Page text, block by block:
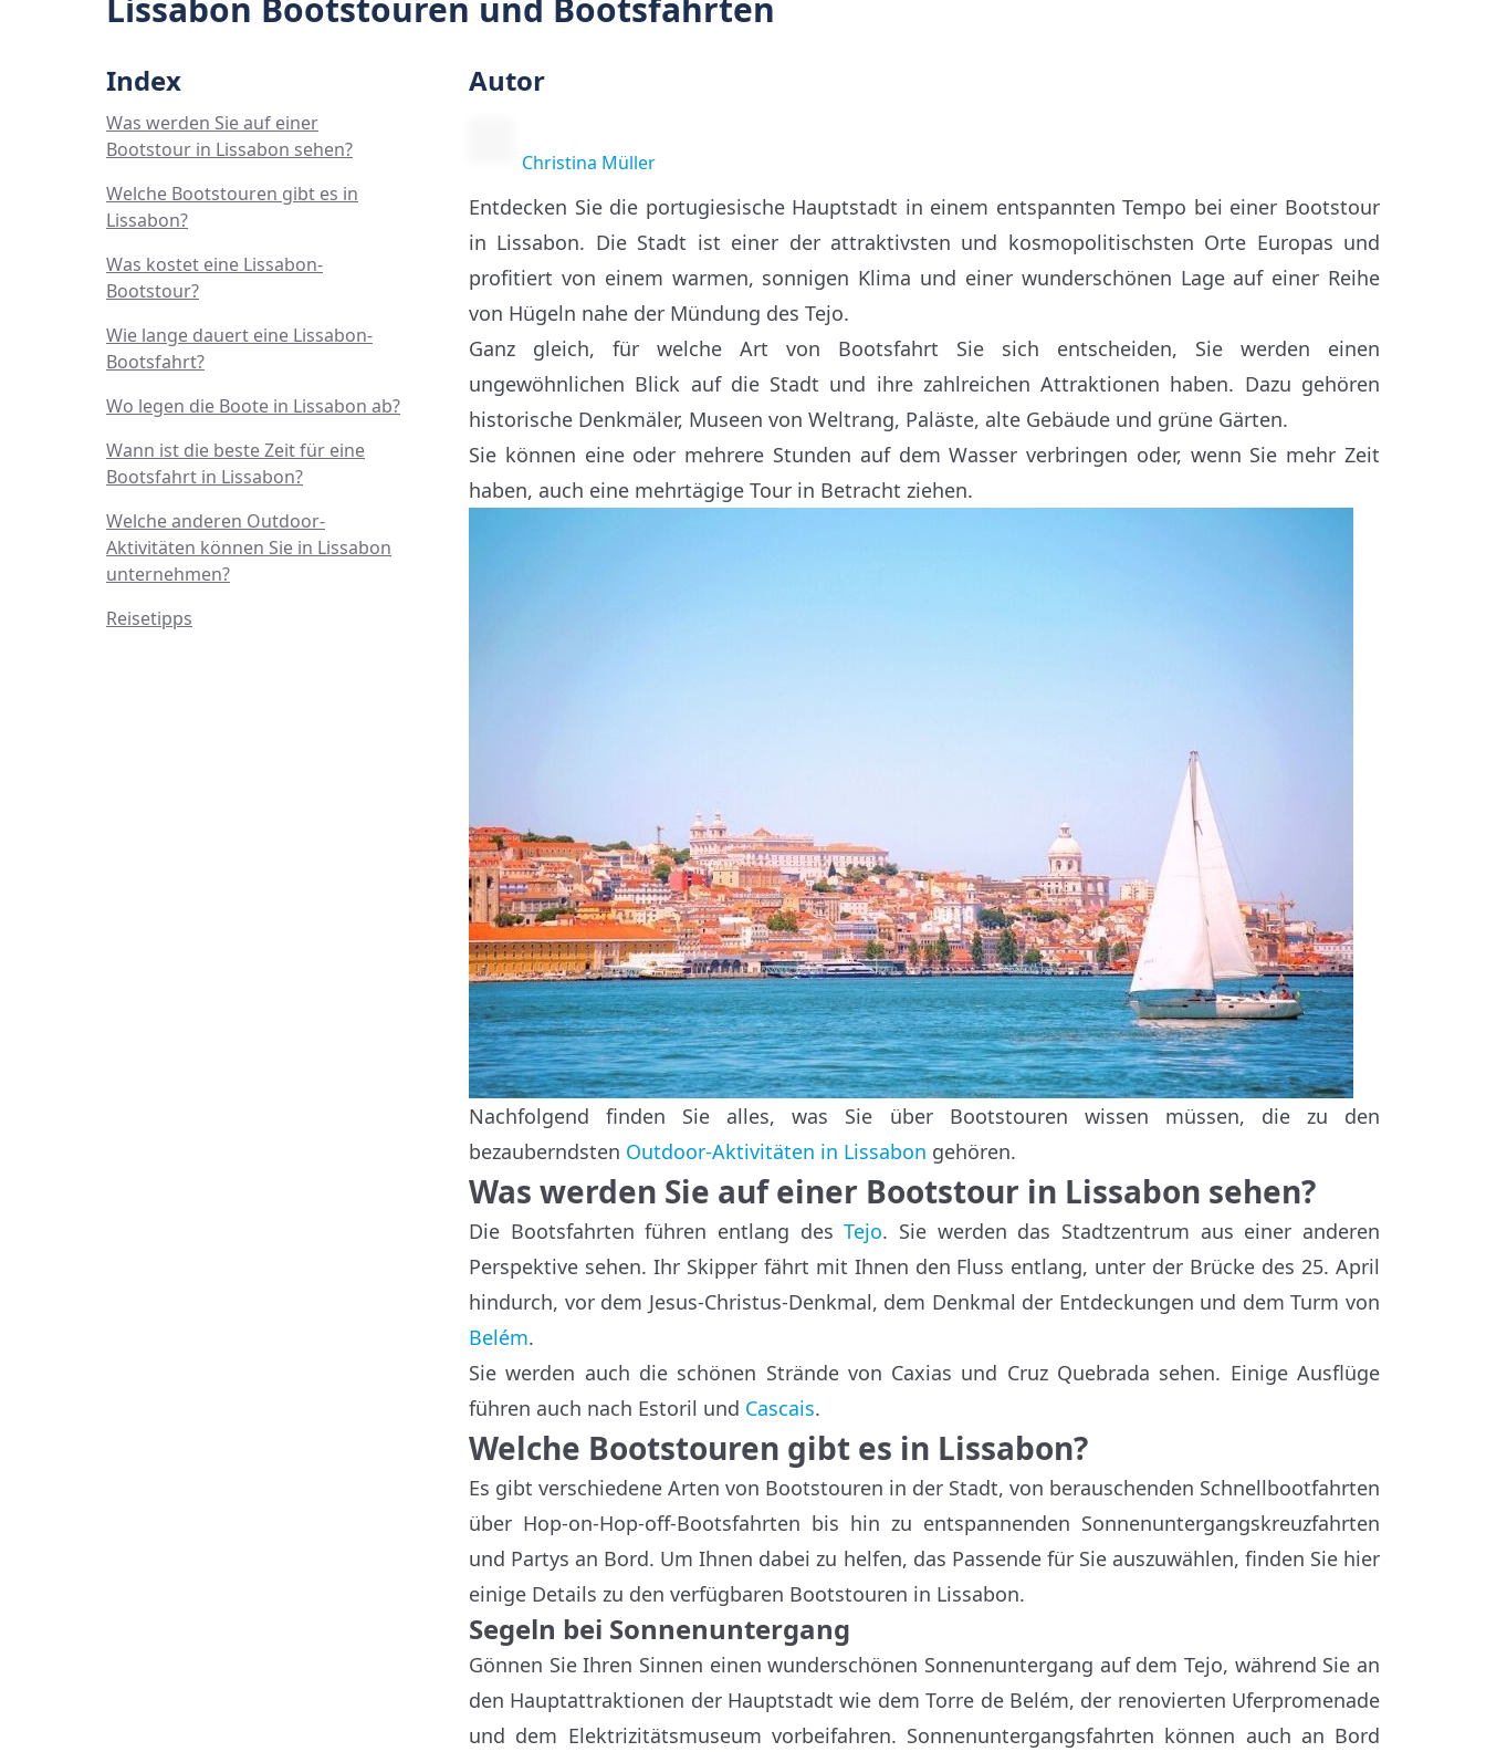
Lissabon Bootstouren und Bootsfahrten
Index
Was werden Sie auf einer
Bootstour in Lissabon sehen?
Welche Bootstouren gibt es in
Lissabon?
Was kostet eine Lissabon-
Bootstour?
Wie lange dauert eine Lissabon-
Bootsfahrt?
Wo legen die Boote in Lissabon ab?
Wann ist die beste Zeit für eine
Bootsfahrt in Lissabon?
Welche anderen Outdoor-
Aktivitäten können Sie in Lissabon
unternehmen?
Reisetipps
Autor
Christina Müller
Entdecken Sie die portugiesische Hauptstadt in einem entspannten Tempo bei einer Bootstour
in Lissabon. Die Stadt ist einer der attraktivsten und kosmopolitischsten Orte Europas und
profitiert von einem warmen, sonnigen Klima und einer wunderschönen Lage auf einer Reihe
von Hügeln nahe der Mündung des Tejo.
Ganz gleich, für welche Art von Bootsfahrt Sie sich entscheiden, Sie werden einen
ungewöhnlichen Blick auf die Stadt und ihre zahlreichen Attraktionen haben. Dazu gehören
historische Denkmäler, Museen von Weltrang, Paläste, alte Gebäude und grüne Gärten.
Sie können eine oder mehrere Stunden auf dem Wasser verbringen oder, wenn Sie mehr Zeit
haben, auch eine mehrtägige Tour in Betracht ziehen.
Nachfolgend finden Sie alles, was Sie über Bootstouren wissen müssen, die zu den
bezauberndsten Outdoor-Aktivitäten in Lissabon gehören.
Was werden Sie auf einer Bootstour in Lissabon sehen?
Die Bootsfahrten führen entlang desTejo. Sie werden das Stadtzentrum aus einer anderen
Perspektive sehen. Ihr Skipper fährt mit Ihnen den Fluss entlang, unter der Brücke des 25. April
hindurch, vor dem Jesus-Christus-Denkmal, dem Denkmal der Entdeckungen und dem Turm von
Belém.
Sie werden auch die schönen Strände von Caxias und Cruz Quebrada sehen. Einige Ausflüge
führen auch nach Estoril und Cascais.
Welche Bootstouren gibt es in Lissabon?
Es gibt verschiedene Arten von Bootstouren in der Stadt, von berauschenden Schnellbootfahrten
über Hop-on-Hop-off-Bootsfahrten bis hin zu entspannenden Sonnenuntergangskreuzfahrten
und Partys an Bord. Um Ihnen dabei zu helfen, das Passende für Sie auszuwählen, finden Sie hier
einige Details zu den verfügbaren Bootstouren in Lissabon.
Segeln bei Sonnenuntergang
Gönnen Sie Ihren Sinnen einen wunderschönen Sonnenuntergang auf dem Tejo, während Sie an
den Hauptattraktionen der Hauptstadt wie dem Torre de Belém, der renovierten Uferpromenade
und dem Elektrizitätsmuseum vorbeifahren. Sonnenuntergangsfahrten können auch an Bord